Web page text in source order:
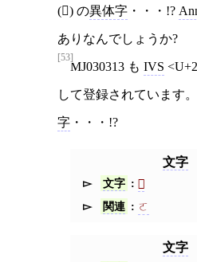
(𠀀) の異体字 ・・・!?
ありなんでしょうか?
[53]
MJ030313 も IVS
して登録されています
字 ・・・!?
文字
文字 𠀀
関連 ㄛ
文字